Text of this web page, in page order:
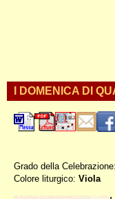
I DOMENICA DI
Grado della Celebrazione:
Colore liturgico: Viola